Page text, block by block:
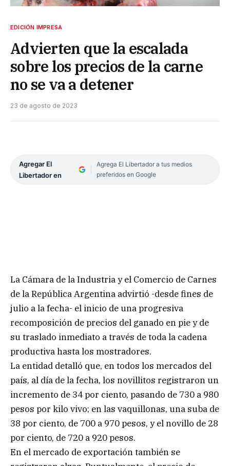
EDICIÓN IMPRESA
Advierten que la escalada
sobre los precios de la carne
no se va a detener
23 de agosto de 2023
Agregar El
Libertador en
Agrega El Libertador a tus medios
preferidos en Google
La Cámara de la Industria y el Comercio de Carnes
de la República Argentina advirtió -desde fines de
julio a la fecha- el inicio de una progresiva
recomposición de precios del ganado en pie y de
su traslado inmediato a través de toda la cadena
productiva hasta los mostradores.
La entidad detalló que, en todos los mercados del
país, al día de la fecha, los novillitos registraron un
incremento de 34 por ciento, pasando de 730 a 980
pesos por kilo vivo; en las vaquillonas, una suba de
38 por ciento, de 700 a 970 pesos, y el novillo de 28
por ciento, de 720 a 920 pesos.
En el mercado de exportación también se